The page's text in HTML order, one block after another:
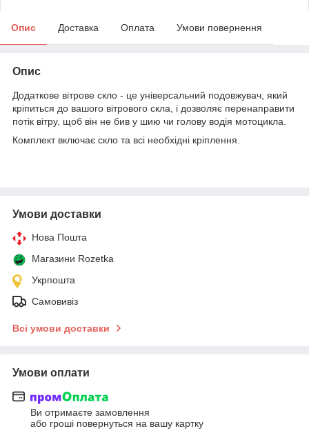
Опис Доставка Оплата Умови повернення
Опис
Додаткове вітрове скло - це універсальний подовжувач, який
кріпиться до вашого вітрового скла, і дозволяє перенаправити
потік вітру, щоб він не бив у шию чи голову водія мотоцикла.
Комплект включає скло та всі необхідні кріплення.
Умови доставки
Нова Пошта
Магазини Rozetka
Укрпошта
Самовивіз
Всі умови доставки
Умови оплати
Ви отримаєте замовлення
або гроші повернуться на вашу картку